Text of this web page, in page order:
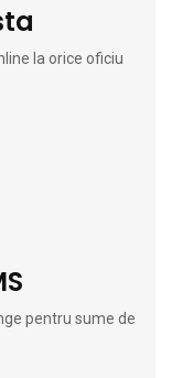
la orice oficiu
pentru sume de